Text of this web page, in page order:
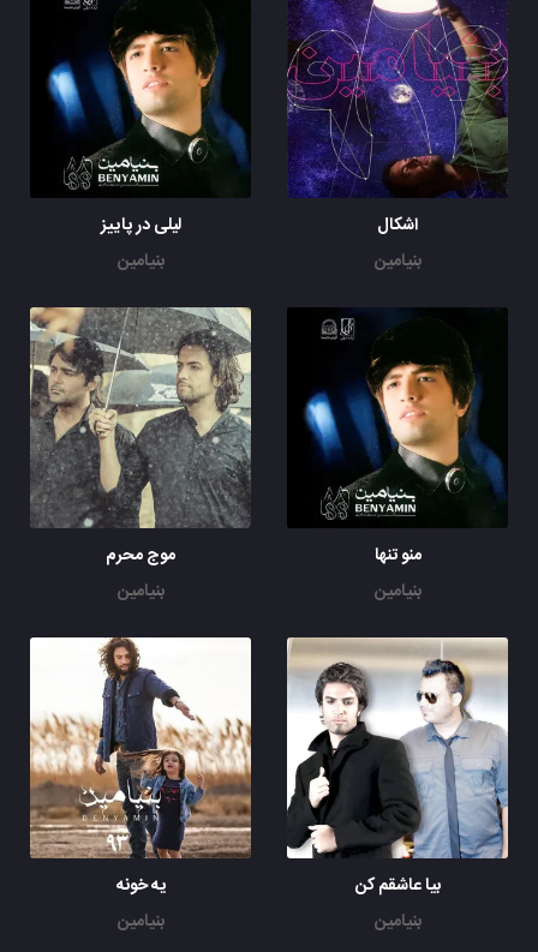
اشکال
بنیامین
لیلی در پاییز
بنیامین
منو تنها
بنیامین
موج محرم
بنیامین
بیا عاشقم کن
بنیامین
یه خونه
بنیامین